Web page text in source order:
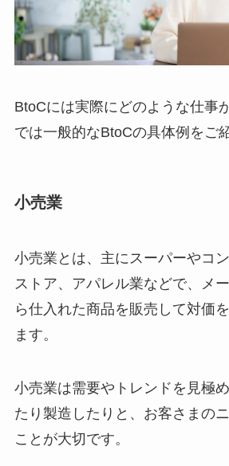
BtoCには実際にどのような仕事
では一般的なBtoCの具体例をご
小売業
小売業とは、主にスーパーやコ
ストア、アパレル業などで、メ
ら仕入れた商品を販売して対価
ます。
小売業は需要やトレンドを見極
たり製造したりと、お客さまの
ことが大切です。